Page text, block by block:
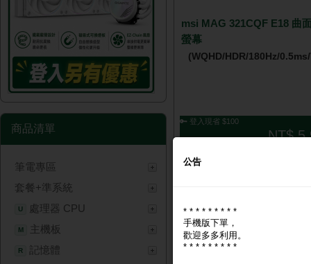
商品清單
筆電專區
套餐+準系統
U 處理器 CPU
M 主機板
R 記憶體
msi MAG 321CQF E18 曲
螢幕
(WQHD/HDR/180Hz/
🔑 登入現省 $100
NT$
公告
* * * * * * * * *
手機版下單，
歡迎多多利用。
* * * * * * * * *